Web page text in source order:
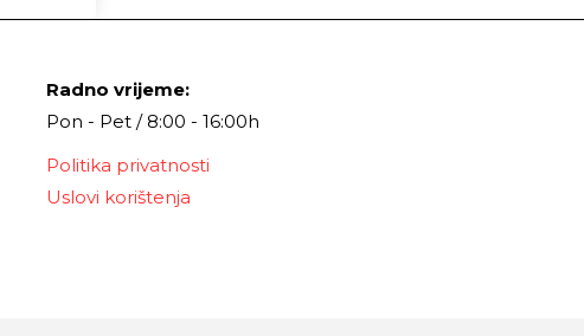
Radno vrijeme:
Pon - Pet / 8:00 - 16:00h
Politika privatnosti
Uslovi korištenja